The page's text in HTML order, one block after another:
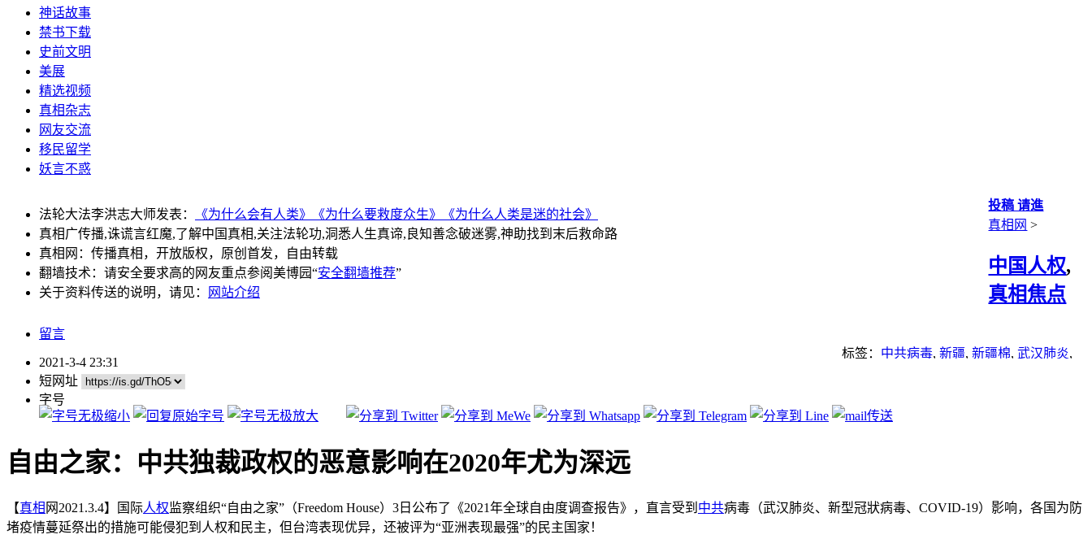
神话故事
禁书下载
史前文明
美展
精选视频
真相杂志
网友交流
移民留学
妖言不惑
法轮大法李洪志大师发表： 《为什么会有人类》 《为什么要救度众生》
《为什么人类是迷的社会》
真相广传播,诛谎言红魔,了解中国真相,关注法轮功,洞悉人生真谛,良知善念破迷雾,神助找到末后救命路
真相网：传播真相，开放版权，原创首发，自由转载
翻墙技术：请安全要求高的网友重点参阅美博园“安全翻墙推荐”
关于资料传送的说明，请见：
网站介绍
投稿 请進
真相网 >
中国人权,
真相焦点
留言
标签： 中共病毒, 新疆, 新疆棉, 武汉肺炎,
2021-3-4 23:31
短网址
字号
自由之家：中共独裁政权的恶意影响在2020年尤为深远
【真相 网2021.3.4】国际人权监察组织“自由之家”（Freedom House）3日公布了《2021年全球自由度调查报告》，直言受到 中共病毒（武汉肺炎、新型冠狀病毒、COVID-19）影响，各国为防
堵疫情蔓延祭出的措施可能侵犯到人权和民主，但台湾表现优异，还被评为“亚洲表现最强”的民主国家！